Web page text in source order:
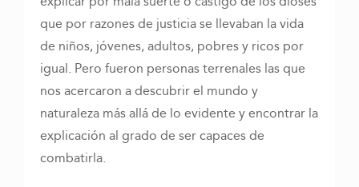
que por razones de justicia se llevaban la vida
de niños, jóvenes, adultos, pobres y ricos por
igual. Pero fueron personas terrenales las que
nos acercaron a descubrir el mundo y
naturaleza más allá de lo evidente y encontrar la
explicación al grado de ser capaces de
combatirla.